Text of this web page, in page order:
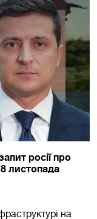
росії про
8 листопада
на